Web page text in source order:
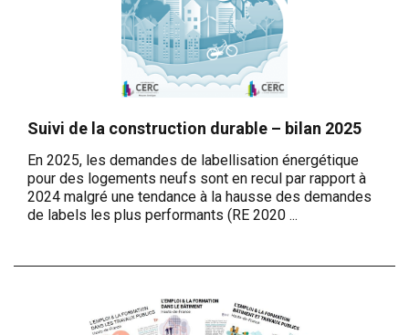
Suivi de la construction durable – bilan 2025
En 2025, les demandes de labellisation énergétique
pour des logements neufs sont en recul par rapport à
2024 malgré une tendance à la hausse des demandes
de labels les plus performants (RE 2020 ...